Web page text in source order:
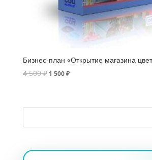
Бизнес-план «Открытие магазина
4 500₽ 1 500₽